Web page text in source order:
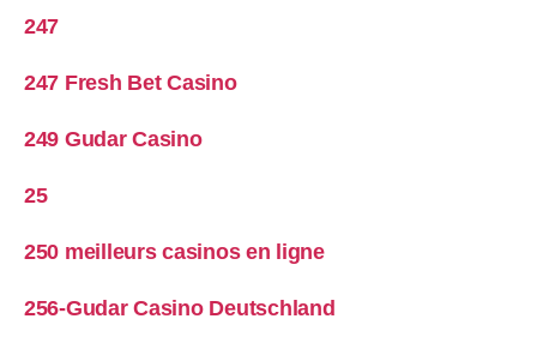
247
247 Fresh Bet Casino
249 Gudar Casino
25
250 meilleurs casinos en ligne
256-Gudar Casino Deutschland